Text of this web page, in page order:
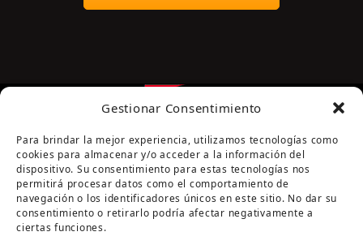
Gestionar Consentimiento
Para brindar la mejor experiencia, utilizamos tecnologías como
cookies para almacenar y/o acceder a la información del
dispositivo. Su consentimiento para estas tecnologías nos
permitirá procesar datos como el comportamiento de
navegación o los identificadores únicos en este sitio. No dar su
consentimiento o retirarlo podría afectar negativamente a
ciertas funciones.
Página cofinanciada por la Diputación de Córdoba